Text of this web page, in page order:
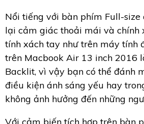
Nổi tiếng với bàn phím Full-
lại cảm giác thoải mái và chính
tính xách tay như trên máy tính
trên Macbook Air 13 inch 2016
Backlit, vì vậy bạn có thể đánh
điều kiện ánh sáng yếu hay
không ảnh hưởng đến những
Với cảm biến tích hợp trên bàn